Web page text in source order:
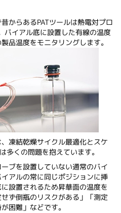
からあるPATツールは熱電対プロ
イアル底に設置した有線の温度
品温度をモニタリングします。
凍結乾燥サイクル最適化とスケ
多くの問題を抱えています。
ブを設置していない通常のバイ
アルの常に同じポジションに挿
設置されるため昇華面の温度を
ず倒瓶のリスクがある」「測定
困難」などです。